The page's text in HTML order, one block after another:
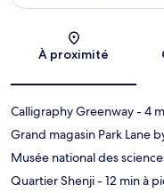
À proximité
Calligraphy Greenway- 4
Grand magasin Park Lane
Musée national des
Quartier Shenji- 12 min à